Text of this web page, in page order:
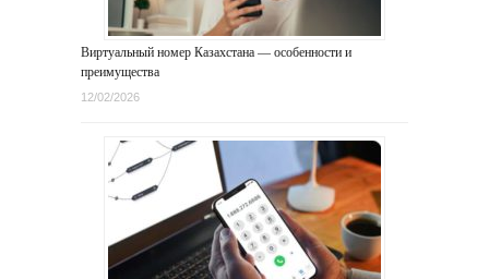
Виртуальный номер Казахстана — особенности и
преимущества
12/02/2026